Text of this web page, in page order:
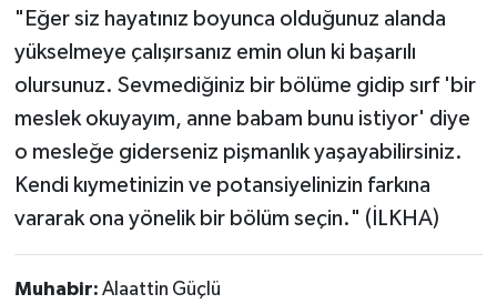
"Eğer siz hayatınız boyunca olduğunuz alanda
yükselmeye çalışırsanız emin olun ki başarılı
olursunuz. Sevmediğiniz bir bölüme gidip sırf 'bir
meslek okuyayım, anne babam bunu istiyor' diye
o mesleğe giderseniz pişmanlık yaşayabilirsiniz.
Kendi kıymetinizin ve potansiyelinizin farkına
vararak ona yönelik bir bölüm seçin." (İLKHA)
Muhabir: Alaattin Güçlü